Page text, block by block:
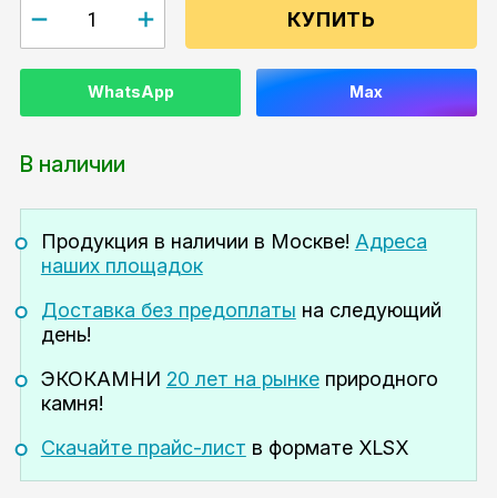
КУПИТЬ
WhatsApp Max
В наличии
Продукция в наличии в Москве! Адреса
наших площадок
Доставка без предоплаты на следующий
день!
ЭКОКАМНИ 20 лет на рынкеприродного
камня!
Скачайте прайс-лист в формате XLSX